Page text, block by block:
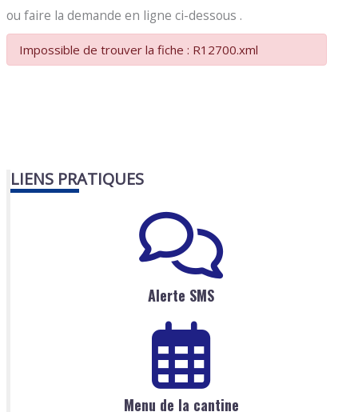
ou faire la demande en ligne ci-dessous .
Impossible de trouver la fiche : R12700.xml
LIENS PRATIQUES
Alerte SMS
Menu de la cantine